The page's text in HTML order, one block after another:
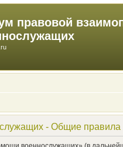
правовой
- Общие правила